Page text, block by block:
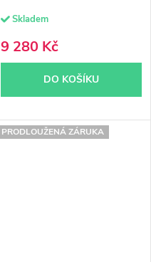
Skladem
9 280 Kč
DO KOŠÍKU
PRODLOUŽENÁ ZÁRUKA